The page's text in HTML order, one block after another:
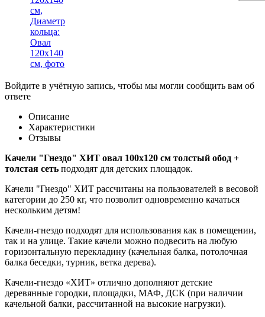
Войдите в учётную запись, чтобы мы могли сообщить вам об
ответе
Описание
Характеристики
Отзывы
Качели "Гнездо" ХИТ овал 100x120 см толстый обод +
толстая сеть подходят для детских площадок.
Качели "Гнездо" ХИТ рассчитаны на пользователей в весовой
категории до 250 кг, что позволит одновременно качаться
нескольким детям!
Качели-гнездо подходят для использования как в помещении,
так и на улице. Такие качели можно подвесить на любую
горизонтальную перекладину (качельная балка, потолочная
балка беседки, турник, ветка дерева).
Качели-гнездо «ХИТ» отлично дополняют детские
деревянные городки, площадки, МАФ, ДСК (при наличии
качельной балки, рассчитанной на высокие нагрузки).